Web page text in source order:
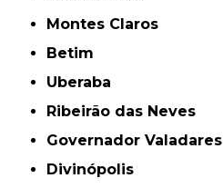
Montes Claros
Betim
Uberaba
Ribeirão das Neves
Governador Valadares
Divinópolis